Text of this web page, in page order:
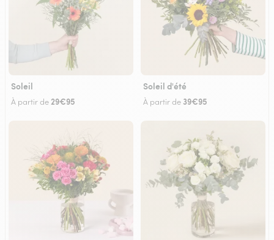
Soleil
À partir de 29€95
Soleil d'été
À partir de 39€95